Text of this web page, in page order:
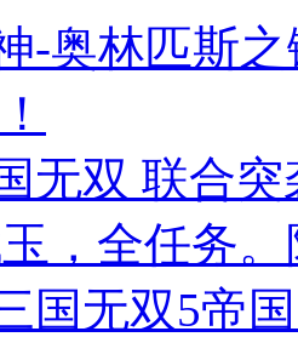
-奥林匹斯
无双 联合
，全任务
国无双5帝